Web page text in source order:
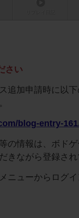
さい
追加申請時に以
blog-entry-
の情報は、ボド
きながら登録され
ニューからログ